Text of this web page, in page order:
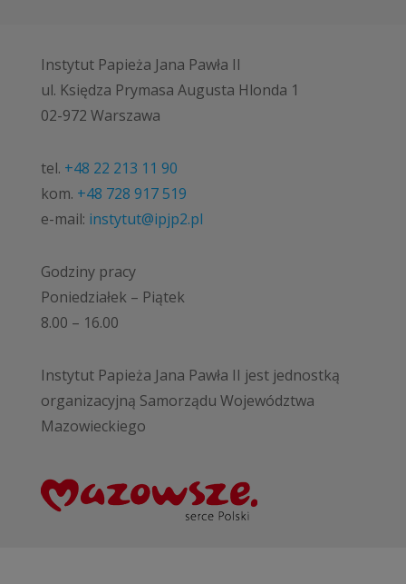
Instytut Papieża Jana Pawła II
ul. Księdza Prymasa Augusta Hlonda 1
02-972 Warszawa
tel. +48 22 213 11 90
kom. +48 728 917 519
e-mail: instytut@ipjp2.pl
Godziny pracy
Poniedziałek – Piątek
8.00 – 16.00
Instytut Papieża Jana Pawła II jest jednostką
organizacyjną Samorządu Województwa
Mazowieckiego